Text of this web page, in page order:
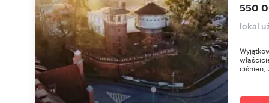
550
lokal
ciśnień,